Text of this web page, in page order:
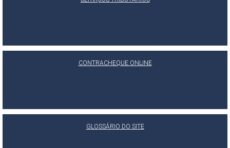
CONTRACHEQUE ONLINE
GLOSSÁRIO DO SITE